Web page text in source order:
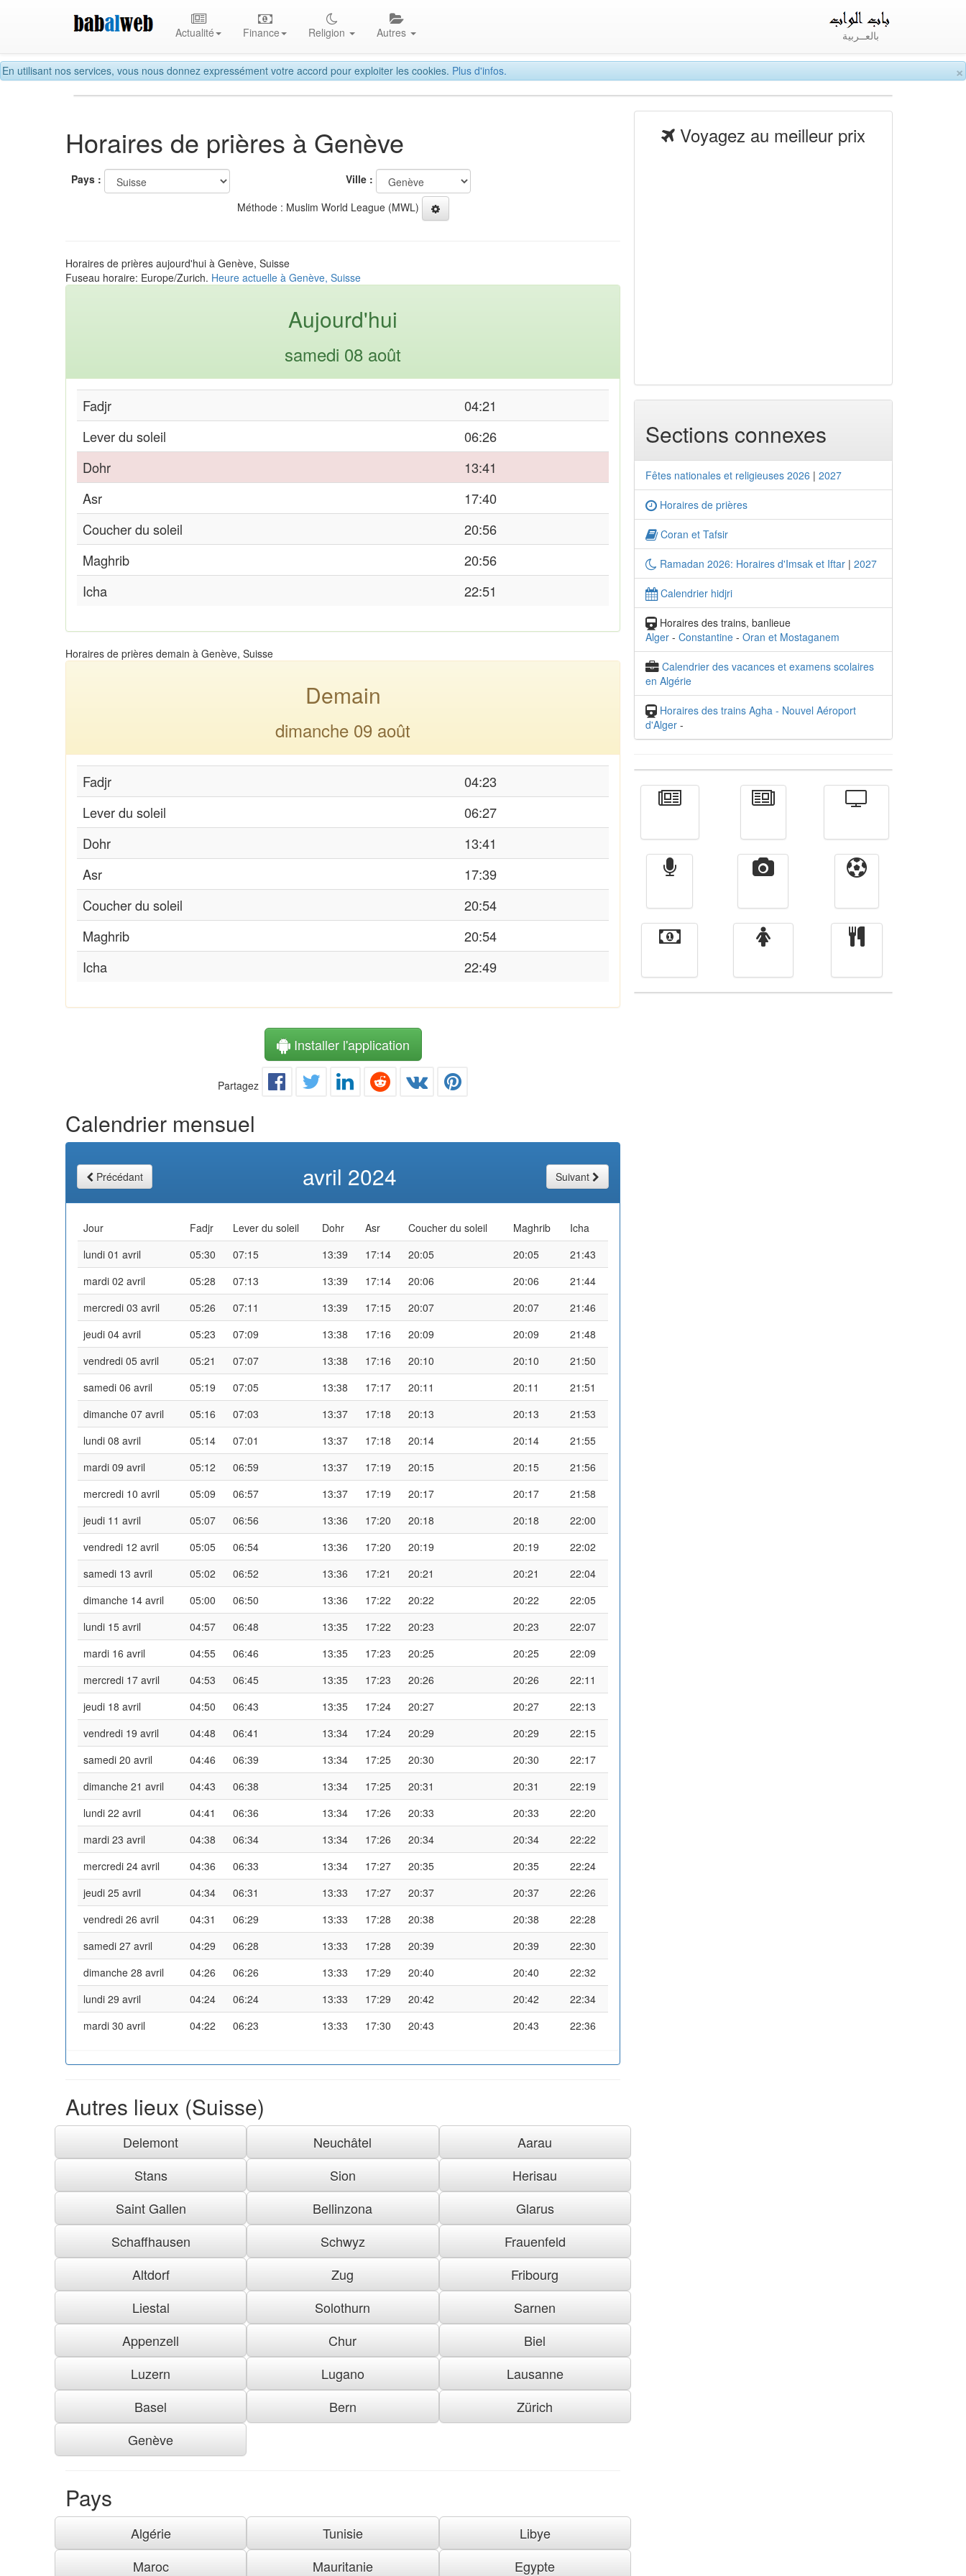
×
En utilisant nos services, vous nous donnez expressément votre accord pour exploiter les cookies. Plus d'infos.
Actualité Finance Religion Autres بالعــربية
Horaires de prières à Genève
Pays :
Ville :
Méthode : Muslim World League (MWL)
Horaires de prières aujourd'hui à Genève, Suisse
Fuseau horaire: Europe/Zurich. Heure actuelle à Genève, Suisse
Aujourd'hui
samedi 08 août
Fadjr
04:21
Lever du soleil
06:26
Dohr
13:41
Asr
17:40
Coucher du soleil
20:56
Maghrib
20:56
Icha
22:51
Horaires de prières demain à Genève, Suisse
Demain
dimanche 09 août
Fadjr
04:23
Lever du soleil
06:27
Dohr
13:41
Asr
17:39
Coucher du soleil
20:54
Maghrib
20:54
Icha
22:49
Installer l'application
Partagez
Calendrier mensuel
Précédant avril 2024 Suivant
Jour Fadjr Lever du soleil Dohr Asr Coucher du soleil Maghrib
Icha
lundi 01 avril
05:30 07:15 13:39 17:14 20:05 20:05
21:43
mardi 02 avril
05:28 07:13 13:39 17:14 20:06 20:06
21:44
mercredi 03 avril
05:26 07:11 13:39 17:15 20:07 20:07
21:46
jeudi 04 avril
05:23 07:09 13:38 17:16 20:09 20:09
21:48
vendredi 05 avril
05:21 07:07 13:38 17:16 20:10 20:10
21:50
samedi 06 avril
05:19 07:05 13:38 17:17 20:11 20:11
21:51
dimanche 07 avril
05:16 07:03 13:37 17:18 20:13 20:13
21:53
lundi 08 avril
05:14 07:01 13:37 17:18 20:14 20:14
21:55
mardi 09 avril
05:12 06:59 13:37 17:19 20:15 20:15
21:56
mercredi 10 avril
05:09 06:57 13:37 17:19 20:17 20:17
21:58
jeudi 11 avril
05:07 06:56 13:36 17:20 20:18 20:18
22:00
vendredi 12 avril
05:05 06:54 13:36 17:20 20:19 20:19
22:02
samedi 13 avril
05:02 06:52 13:36 17:21 20:21 20:21
22:04
dimanche 14 avril
05:00 06:50 13:36 17:22 20:22 20:22
22:05
lundi 15 avril
04:57 06:48 13:35 17:22 20:23 20:23
22:07
mardi 16 avril
04:55 06:46 13:35 17:23 20:25 20:25
22:09
mercredi 17 avril
04:53 06:45 13:35 17:23 20:26 20:26
22:11
jeudi 18 avril
04:50 06:43 13:35 17:24 20:27 20:27
22:13
vendredi 19 avril
04:48 06:41 13:34 17:24 20:29 20:29
22:15
samedi 20 avril
04:46 06:39 13:34 17:25 20:30 20:30
22:17
dimanche 21 avril
04:43 06:38 13:34 17:25 20:31 20:31
22:19
lundi 22 avril
04:41 06:36 13:34 17:26 20:33 20:33
22:20
mardi 23 avril
04:38 06:34 13:34 17:26 20:34 20:34
22:22
mercredi 24 avril
04:36 06:33 13:34 17:27 20:35 20:35
22:24
jeudi 25 avril
04:34 06:31 13:33 17:27 20:37 20:37
22:26
vendredi 26 avril
04:31 06:29 13:33 17:28 20:38 20:38
22:28
samedi 27 avril
04:29 06:28 13:33 17:28 20:39 20:39
22:30
dimanche 28 avril
04:26 06:26 13:33 17:29 20:40 20:40
22:32
lundi 29 avril
04:24 06:24 13:33 17:29 20:42 20:42
22:34
mardi 30 avril
04:22 06:23 13:33 17:30 20:43 20:43 22:36
Autres lieux (Suisse)
Delemont Neuchâtel
Aarau
Stans
Sion
Herisau
Saint Gallen
Bellinzona
Glarus
Schaffhausen
Schwyz
Frauenfeld
Altdorf
Zug
Fribourg
Liestal
Solothurn
Sarnen
Appenzell
Chur
Biel
Luzern
Lugano
Lausanne
Basel
Bern
Zürich
Genève
Pays
Algérie Tunisie
Libye
Maroc
Mauritanie Egypte
Voyagez au meilleur prix
Sections connexes
Fêtes nationales et religieuses 2026 | 2027
Horaires de prières
Coran et Tafsir
Ramadan 2026: Horaires d'Imsak et Iftar | 2027
Calendrier hidjri
Horaires des trains, banlieue
Alger - Constantine - Oran et Mostaganem
Calendrier des vacances et examens scolaires
en Algérie
Horaires des trains Agha - Nouvel Aéroport
d'Alger -